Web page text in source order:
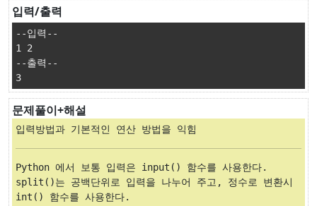
입력/출력
--입력--
1 2
--출력--
3
문제풀이+해설
입력방법과 기본적인 연산 방법을 익힘
Python 에서 보통 입력은 input() 함수를 사용한다.
split()는 공백단위로 입력을 나누어 주고, 정수로 변환시
int() 함수를 사용한다.